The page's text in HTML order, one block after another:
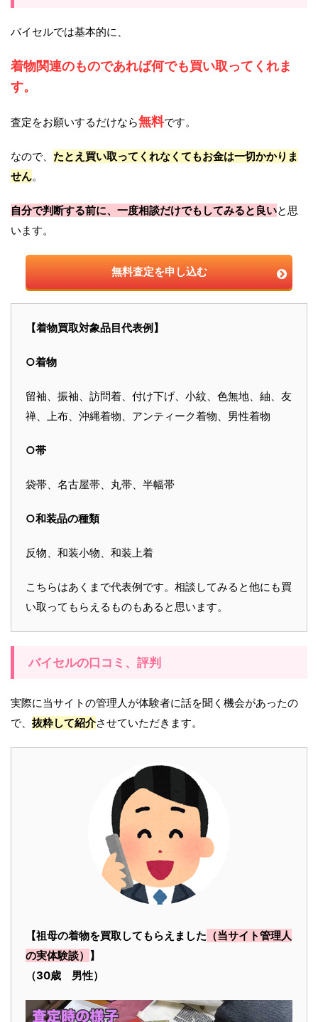
バイセルでは基本的に、
着物関連のものであれば何でも買い取ってくれま
す。
査定をお願いするだけなら無料です。
なので、 たとえ買い取ってくれなくてもお金は一切かかりま
せん。
自分で判断する前に、一度相談だけでもしてみると良いと思
います。
無料査定を申し込む
【着物買取対象品目代表例】
○着物
留袖、振袖、訪問着、付け下げ、小紋、色無地、紬、友
禅、上布、沖縄着物、アンティーク着物、男性着物
○帯
袋帯、名古屋帯、丸帯、半幅帯
○和装品の種類
反物、和装小物、和装上着
こちらはあくまで代表例です。相談してみると他にも買
い取ってもらえるものもあると思います。
バイセルの口コミ、評判
実際に当サイトの管理人が体験者に話を聞く機会があったの
で、 抜粋して紹介させていただきます。
【祖母の着物を買取してもらえました （当サイト管理人
の実体験談） 】
（30歳 男性）